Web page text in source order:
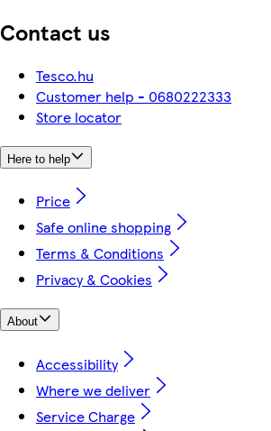
Contact us
Tesco.hu
Customer help - 0680222333
Store locator
Here to help
Price
Safe online shopping
Terms & Conditions
Privacy & Cookies
About
Accessibility
Where we deliver
Service Charge